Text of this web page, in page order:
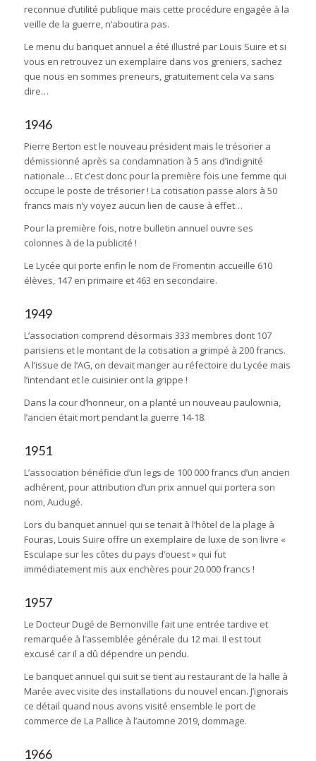
reconnue d’utilité publique mais cette procédure engagée à la
veille de la guerre, n’aboutira pas.
Le menu du banquet annuel a été illustré par Louis Suire et si
vous en retrouvez un exemplaire dans vos greniers, sachez
que nous en sommes preneurs, gratuitement cela va sans
dire…
1946
Pierre Berton est le nouveau président mais le trésorier a
démissionné après sa condamnation à 5 ans d’indignité
nationale… Et c’est donc pour la première fois une femme qui
occupe le poste de trésorier ! La cotisation passe alors à 50
francs mais n’y voyez aucun lien de cause à effet…
Pour la première fois, notre bulletin annuel ouvre ses
colonnes à de la publicité !
Le Lycée qui porte enfin le nom de Fromentin accueille 610
élèves, 147 en primaire et 463 en secondaire.
1949
L’association comprend désormais 333 membres dont 107
parisiens et le montant de la cotisation a grimpé à 200 francs.
A l’issue de l’AG, on devait manger au réfectoire du Lycée mais
l’intendant et le cuisinier ont la grippe !
Dans la cour d’honneur, on a planté un nouveau paulownia,
l’ancien était mort pendant la guerre 14-18.
1951
L’association bénéficie d’un legs de 100 000 francs d’un ancien
adhérent, pour attribution d’un prix annuel qui portera son
nom, Audugé.
Lors du banquet annuel qui se tenait à l’hôtel de la plage à
Fouras, Louis Suire offre un exemplaire de luxe de son livre «
Esculape sur les côtes du pays d’ouest » qui fut
immédiatement mis aux enchères pour 20.000 francs !
1957
Le Docteur Dugé de Bernonville fait une entrée tardive et
remarquée à l’assemblée générale du 12 mai. Il est tout
excusé car il a dû dépendre un pendu.
Le banquet annuel qui suit se tient au restaurant de la halle à
Marée avec visite des installations du nouvel encan. J’ignorais
ce détail quand nous avons visité ensemble le port de
commerce de La Pallice à l’automne 2019, dommage.
1966